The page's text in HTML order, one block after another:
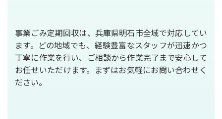
事業ごみ定期回収は、兵庫県明石市全域で対応してい
ます。どの地域でも、経験豊富なスタッフが迅速かつ
丁寧に作業を行い、ご相談から作業完了まで安心して
お任せいただけます。まずはお気軽にお問い合わせく
ださい。